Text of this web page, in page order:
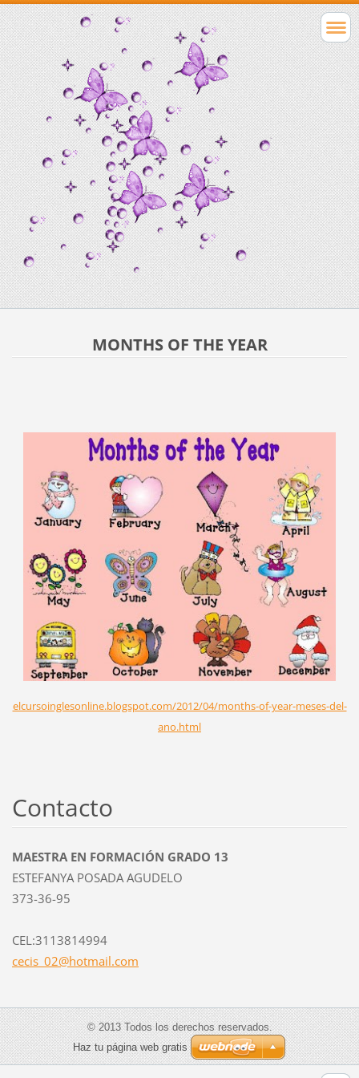
MONTHS OF THE YEAR
elcursoinglesonline.blogspot.com/2012/04/months-of-year-meses-del-
ano.html
Contacto
MAESTRA EN FORMACIÓN GRADO 13
ESTEFANYA POSADA AGUDELO
373-36-95
CEL:3113814994
cecis_02@hotmail.com
© 2013 Todos los derechos reservados.
Haz tu página web gratis